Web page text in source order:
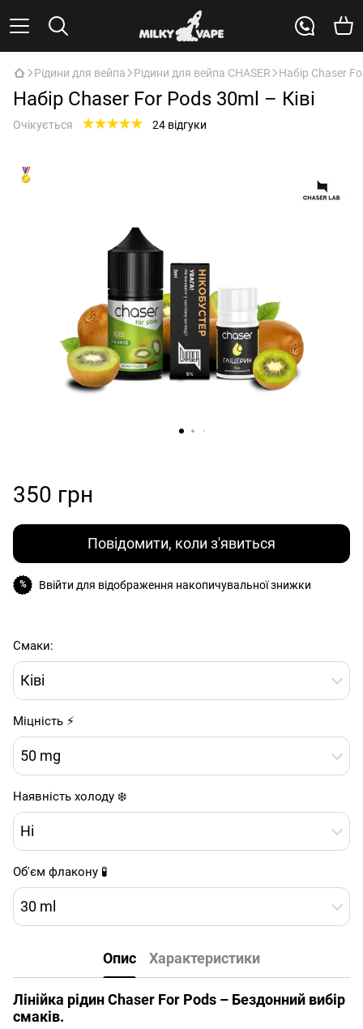
Рідини для вейпа Рідини для вейпа CHASER Набір Chaser
Набір Chaser For Pods 30ml – Ківі
Очікується 24 відгуки
350 грн
Повідомити, коли з'явиться
% Ввійти для відображення накопичувальної знижки
Смаки:
Ківі
Міцність ⚡
50 mg
Наявність холоду ❄️
Ні
Об'єм флакону 🧪
30 ml
Опис Характеристики
Лінійка рідин Chaser For Pods – Бездонний вибір
смаків.